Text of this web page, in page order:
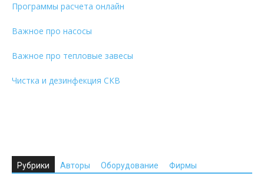
Программы расчета онлайн
Важное про насосы
Важное про тепловые завесы
Чистка и дезинфекция СКВ
Рубрики Авторы Оборудование Фирмы